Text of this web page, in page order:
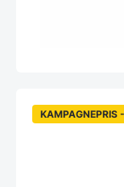
KAMPAGNEPRIS